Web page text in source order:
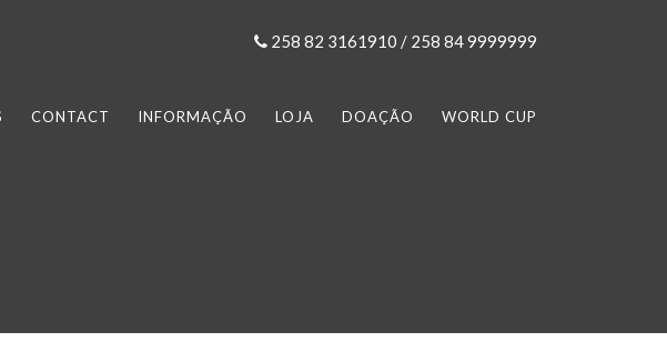
258 82 3161910 / 258 84 9999999
CONTACT INFORMAÇÃO LOJA DOAÇÃO WORLD CUP